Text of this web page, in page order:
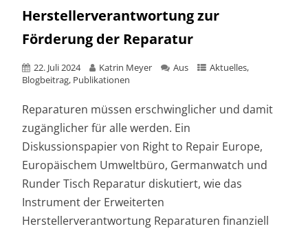
Herstellerverantwortung zur
Förderung der Reparatur
22. Juli 2024 Katrin Meyer Aus Aktuelles,
Blogbeitrag, Publikationen
Reparaturen müssen erschwinglicher und damit
zugänglicher für alle werden. Ein
Diskussionspapier von Right to Repair Europe,
Europäischem Umweltbüro, Germanwatch und
Runder Tisch Reparatur diskutiert, wie das
Instrument der Erweiterten
Herstellerverantwortung Reparaturen finanziell